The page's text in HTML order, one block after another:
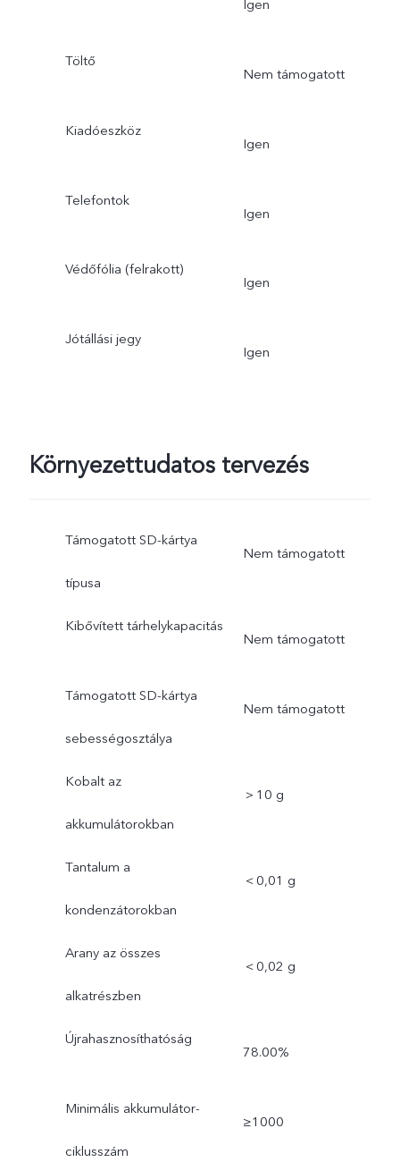
Igen
Töltő
Nem támogatott
Kiadóeszköz
Igen
Telefontok
Igen
Védőfólia (felrakott)
Igen
Jótállási jegy
Igen
Környezettudatos tervezés
Támogatott SD-kártya
típusa
Nem támogatott
Kibővített tárhelykapacitás
Nem támogatott
Támogatott SD-kártya
sebességosztálya
Nem támogatott
Kobalt az
akkumulátorokban
＞10 g
Tantalum a
kondenzátorokban
＜0,01 g
Arany az összes
alkatrészben
＜0,02 g
Újrahasznosíthatóság
78.00%
Minimális akkumulátor-
ciklusszám
≥1000